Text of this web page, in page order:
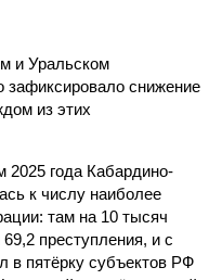
и Уральском
зафиксировало снижение
из этих
2025 года Кабардино-
к числу наиболее
там на 10 тысяч
преступления, и с
в пятёрку субъектов РФ